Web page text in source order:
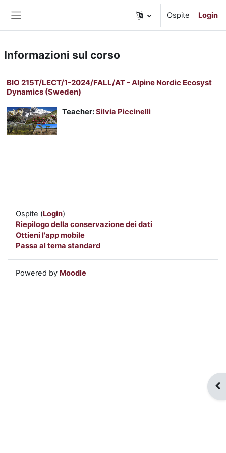
Ospite Login
Informazioni sul corso
BIO 215T/LECT/1-2024/FALL/AT - Alpine Nordic Ecosyst
Dynamics (Sweden)
Teacher:Silvia Piccinelli
Ospite (Login)
Riepilogo della conservazione dei dati
Ottieni l'app mobile
Passa al tema standard
Powered by Moodle